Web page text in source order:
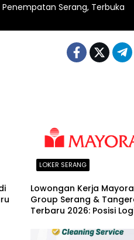
Serang, Terbuka
LOKER SERANG
Lowongan Kerja Mayora
Group Serang &
Terbaru 2026: Posisi
Section Head